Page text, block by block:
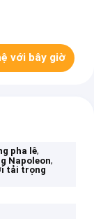
với bây giờ
pha lê,
Napoleon,
tải trọng